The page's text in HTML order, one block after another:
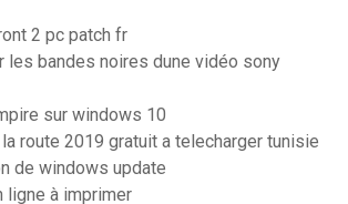
2 pc patch fr
les bandes noires dune vidéo sony
sur windows 10
route 2019 gratuit a telecharger tunisie
de windows update
ligne à imprimer